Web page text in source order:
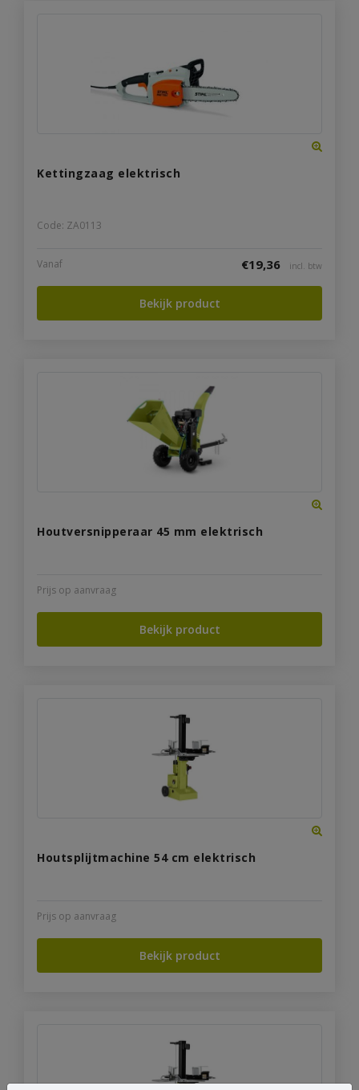
Kettingzaag elektrisch
Code: ZA0113
Vanaf €19,36 incl. btw
Bekijk product
Houtversnipperaar 45 mm elektrisch
Prijs op aanvraag
Bekijk product
Houtsplijtmachine 54 cm elektrisch
Prijs op aanvraag
Bekijk product